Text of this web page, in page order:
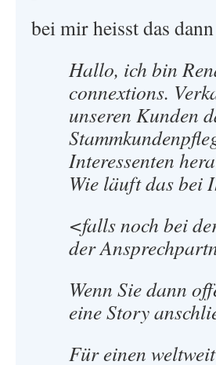
bei mir heisst das
Hallo, ich bin
connextions.
unseren Kunden
Interessenten
Wie läuft das bei
<falls noch bei
der
Wenn Sie dann
eine Story
Für einen